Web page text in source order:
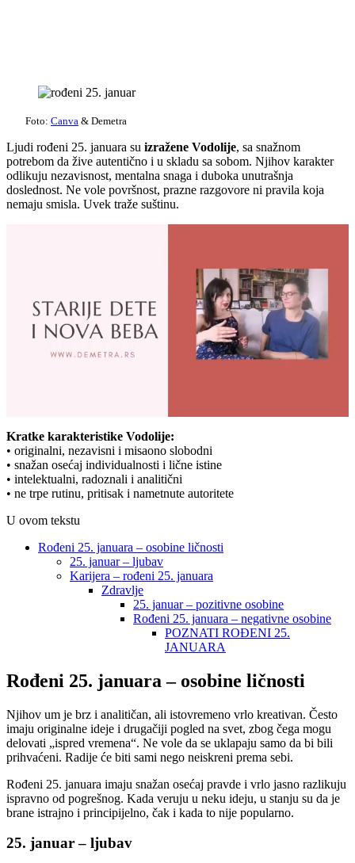
Foto: Canva & Demetra
Ljudi rođeni 25. januara su izražene Vodolije, sa snažnom
potrebom da žive autentično i u skladu sa sobom. Njihov karakter
odlikuju nezavisnost, mentalna snaga i duboka unutrašnja
doslednost. Ne vole površnost, prazne razgovore ni pravila koja
nemaju smisla. Uvek traže suštinu.
Kratke karakteristike Vodolije:
• originalni, nezavisni i misaono slobodni
• snažan osećaj individualnosti i lične istine
• intelektualni, radoznali i analitični
• ne trpe rutinu, pritisak i nametnute autoritete
U ovom tekstu
Rođeni 25. januara – osobine ličnosti
25. januar – ljubav
Karijera – rođeni 25. januara
Zdravlje
25. januar – pozitivne osobine
Rođeni 25. januara – negativne osobine
POZNATI ROĐENI 25.
JANUARA
Rođeni 25. januara – osobine ličnosti
Njihov um je brz i analitičan, ali istovremeno vrlo kreativan. Često
imaju originalne ideje i drugačiji pogled na svet, zbog čega mogu
delovati „ispred vremena“. Ne vole da se uklapaju samo da bi bili
prihvaćeni. Radije će biti sami nego neiskreni prema sebi.
Rođeni 25. januara imaju snažan osećaj pravde i vrlo jasno razlikuju
ispravno od pogrešnog. Kada veruju u neku ideju, u stanju su da je
brane istrajno i principijelno, čak i kada to nije popularno.
25. januar – ljubav